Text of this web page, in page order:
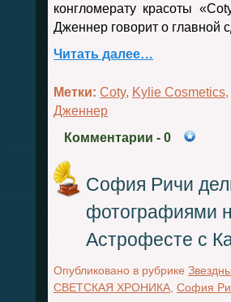
конгломерату красоты
Дженнер говорит о главной
Читать далее…
Метки: Coty, Kylie Cosmetics,
Дженнер
Комментарии - 0
София Ричи
фотографиями
Астрофесте с
Опубликовано в рубрике
СВЕТСКАЯ ХРОНИКА София